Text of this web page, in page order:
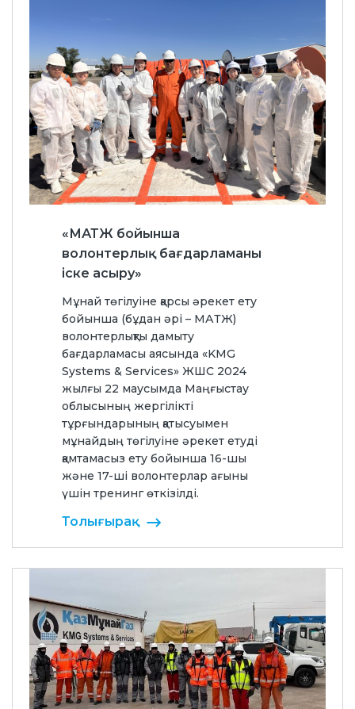
«МАТЖ бойынша
волонтерлық бағдарламаны
іске асыру»
Мұнай төгілуіне қарсы әрекет ету
бойынша (бұдан әрі – МАТЖ)
волонтерлықты дамыту
бағдарламасы аясында «KMG
Systems & Services» ЖШС 2024
жылғы 22 маусымда Маңғыстау
облысының жергілікті
тұрғындарының қатысуымен
мұнайдың төгілуіне әрекет етуді
қамтамасыз ету бойынша 16-шы
және 17-ші волонтерлар ағыны
үшін тренинг өткізілді.
Толығырақ